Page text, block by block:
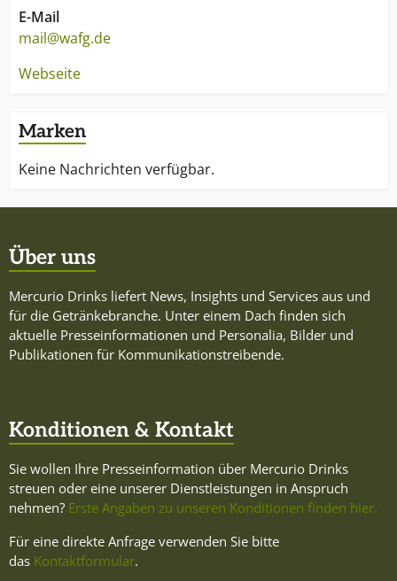
E-Mail
mail@wafg.de
Webseite
Marken
Keine Nachrichten verfügbar.
Über uns
Mercurio Drinks liefert News, Insights und Services aus und
für die Getränkebranche. Unter einem Dach finden sich
aktuelle Presseinformationen und Personalia, Bilder und
Publikationen für Kommunikationstreibende.
Konditionen & Kontakt
Sie wollen Ihre Presseinformation über Mercurio Drinks
streuen oder eine unserer Dienstleistungen in Anspruch
nehmen? Erste Angaben zu unseren Konditionen finden hier.
Für eine direkte Anfrage verwenden Sie bitte
das Kontaktformular.